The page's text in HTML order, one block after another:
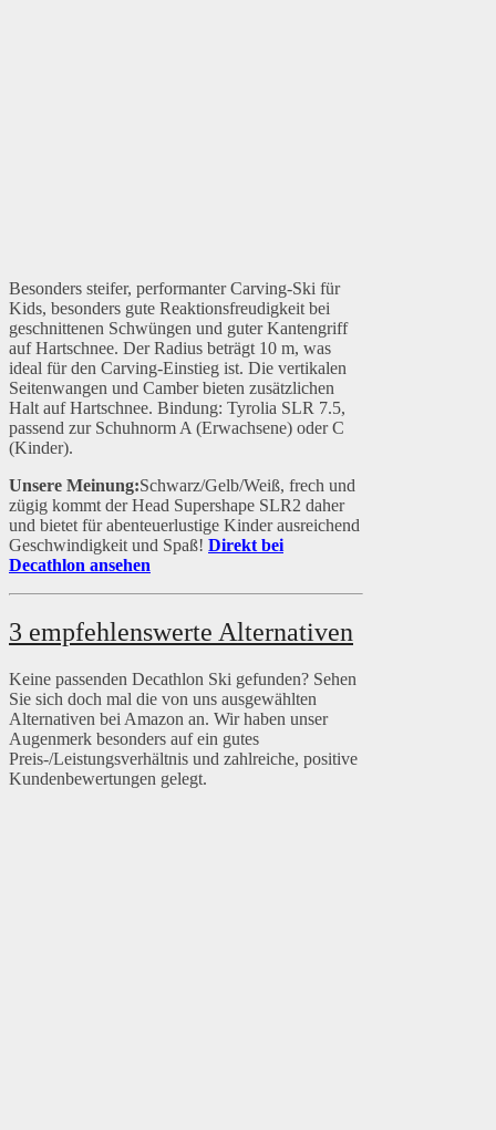
Besonders steifer, performanter Carving-Ski für
Kids, besonders gute Reaktionsfreudigkeit bei
geschnittenen Schwüngen und guter Kantengriff
auf Hartschnee. Der Radius beträgt 10 m, was
ideal für den Carving-Einstieg ist. Die vertikalen
Seitenwangen und Camber bieten zusätzlichen
Halt auf Hartschnee. Bindung: Tyrolia SLR 7.5,
passend zur Schuhnorm A (Erwachsene) oder C
(Kinder).
Unsere Meinung:Schwarz/Gelb/Weiß, frech und
zügig kommt der Head Supershape SLR2 daher
und bietet für abenteuerlustige Kinder ausreichend
Geschwindigkeit und Spaß! Direkt bei
Decathlon ansehen
3 empfehlenswerte Alternativen
Keine passenden Decathlon Ski gefunden? Sehen
Sie sich doch mal die von uns ausgewählten
Alternativen bei Amazon an. Wir haben unser
Augenmerk besonders auf ein gutes
Preis-/Leistungsverhältnis und zahlreiche, positive
Kundenbewertungen gelegt.